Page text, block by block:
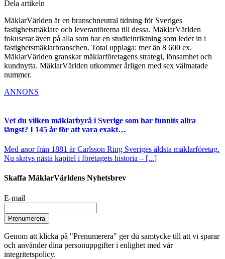
Dela artikeln
MäklarVärlden är en branschneutral tidning för Sveriges
fastighetsmäklare och leverantörerna till dessa. MäklarVärlden
fokuserar även på alla som har en studieinriktning som leder in i
fastighetsmäklarbranschen. Total upplaga: mer än 8 600 ex.
MäklarVärlden granskar mäklarföretagens strategi, lönsamhet och
kundnytta. MäklarVärlden utkommer årligen med sex välmatade
nummer.
ANNONS
Vet du vilken mäklarbyrå i Sverige som har funnits allra
längst? I 145 år för att vara exakt…
Med anor från 1881 är Carlsson Ring Sveriges äldsta mäklarföretag.
Nu skrivs nästa kapitel i företagets historia – [...]
Skaffa MäklarVärldens Nyhetsbrev
E-mail
Prenumerera
Genom att klicka på "Prenumerera" ger du samtycke till att vi sparar
och använder dina personuppgifter i enlighet med vår
integritetspolicy.